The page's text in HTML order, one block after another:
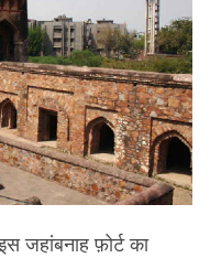
जहांबनाह फ़ोर्ट का